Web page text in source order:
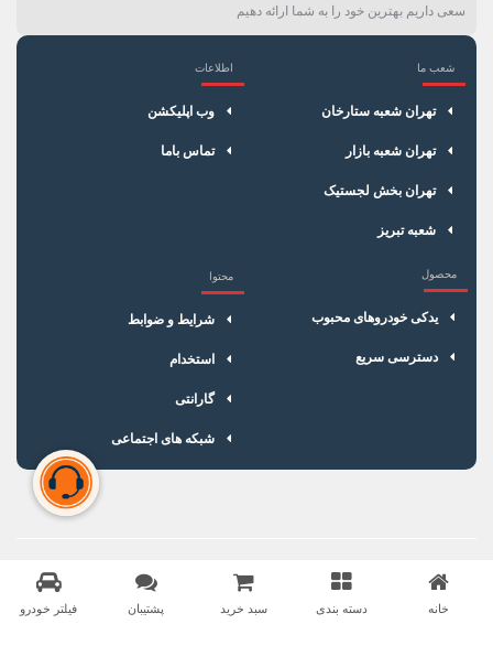
خانه دسته بندی سبد خرید پشتیبان فیلتر خودرو
سعی داریم بهترین خود را به شما ارائه دهیم
شعب ما
تهران شعبه ستارخان
تهران شعبه بازار
تهران بخش لجستیک
شعبه تبریز
اطلاعات
وب اپلیکشن
تماس باما
محصول
یدکی خودروهای محبوب
دسترسی سریع
محتوا
شرایط و ضوابط
استخدام
گارانتی
شبکه های اجتماعی
×